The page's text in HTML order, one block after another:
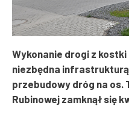
Wykonanie drogi z
niezbędna
przebudowy dróg na os.
Rubinowej zamknął się